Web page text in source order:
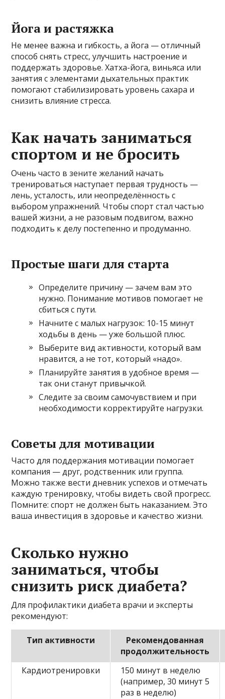
Йога и растяжка
Не менее важна и гибкость, а йога — отличный
способ снять стресс, улучшить настроение и
поддержать здоровье. Хатха-йога, виньяса или
занятия с элементами дыхательных практик
помогают стабилизировать уровень сахара и
снизить влияние стресса.
Как начать заниматься
спортом и не бросить
Очень часто в зените желаний начать
тренироваться наступает первая трудность —
лень, усталость, или неопределённость с
выбором упражнений. Чтобы спорт стал частью
вашей жизни, а не разовым подвигом, важно
подходить к делу постепенно и продуманно.
Простые шаги для старта
Определите причину — зачем вам это
нужно. Понимание мотивов помогает не
сбиться с пути.
Начните с малых нагрузок: 10-15 минут
ходьбы в день — уже большой плюс.
Выберите вид активности, который вам
нравится, а не тот, который «надо».
Планируйте занятия в удобное время —
так они станут привычкой.
Следите за своим самочувствием и при
необходимости корректируйте нагрузки.
Советы для мотивации
Часто для поддержания мотивации помогает
компания — друг, родственник или группа.
Можно также вести дневник успехов и отмечать
каждую тренировку, чтобы видеть свой прогресс.
Помните: спорт не должен быть наказанием. Это
ваша инвестиция в здоровье и качество жизни.
Сколько нужно
заниматься, чтобы
снизить риск диабета?
Для профилактики диабета врачи и эксперты
рекомендуют:
Тип активности
Рекомендованная
продолжительность
Кардиотренировки
150 минут в неделю
(например, 30 минут 5
раз в неделю)